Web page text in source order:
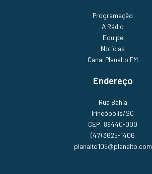
Programação
A Rádio
Equipe
Notícias
Canal Planalto FM
Endereço
Rua Bahia
Irineópolis/SC
CEP: 89440-000
(47) 3625-1406
planalto105@planalto.com